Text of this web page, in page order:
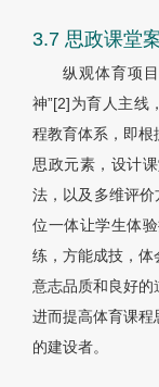
3.7 思政课堂
纵观体育项
神”[2]为育人主线
程教育体系，即根
思政元素，设计
法，以及多维评价
位一体让学生体
练，方能成技，体
意志品质和良好的
进而提高体育课程
的建设者。